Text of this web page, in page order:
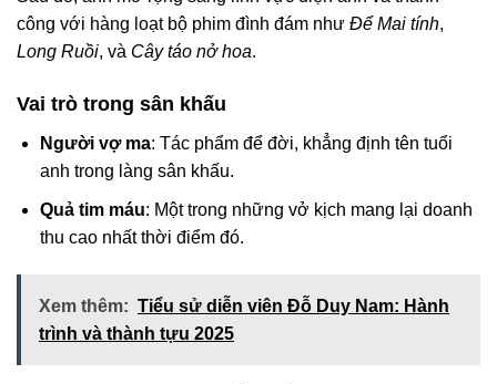
công với hàng loạt bộ phim đình đám như Để Mai tính,
Long Ruồi, và Cây táo nở hoa.
Vai trò trong sân khấu
Người vợ ma: Tác phẩm để đời, khẳng định tên tuổi
anh trong làng sân khấu.
Quả tim máu: Một trong những vở kịch mang lại doanh
thu cao nhất thời điểm đó.
Xem thêm: Tiểu sử diễn viên Đỗ Duy Nam: Hành
trình và thành tựu 2025